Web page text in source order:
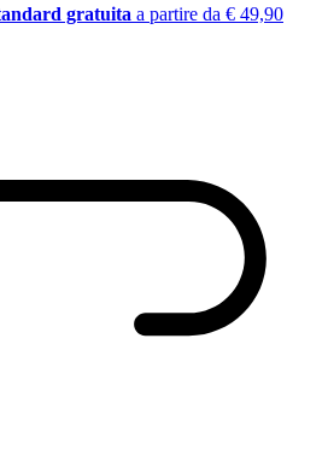
gratuita a partire da € 49,90